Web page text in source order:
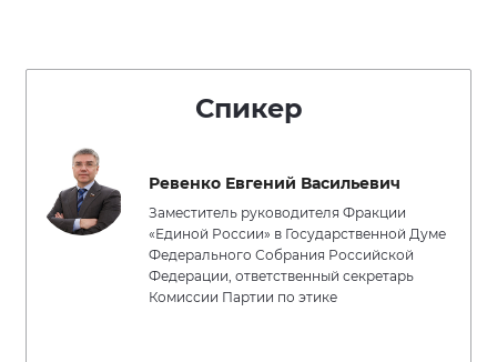
Спикер
Ревенко Евгений Васильевич
Заместитель руководителя Фракции
«Единой России» в Государственной Думе
Федерального Собрания Российской
Федерации, ответственный секретарь
Комиссии Партии по этике